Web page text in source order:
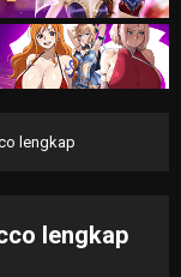
lengkap
lengkap